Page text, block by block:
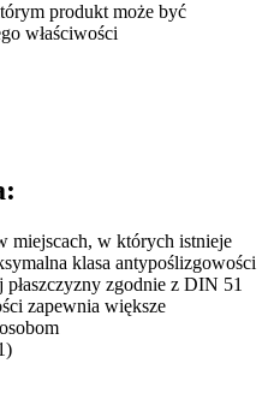
produkt może być
właściwości
miejscach, w których istnieje
klasa antypoślizgowości
zgodnie z DIN 51
zapewnia większe